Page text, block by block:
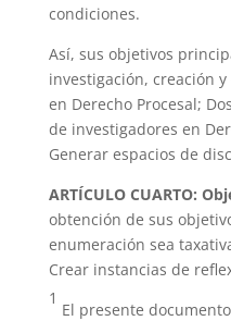
condiciones.
Así, sus objetivos
investigación, creación
en Derecho Procesal;
de investigadores en
Generar espacios de
ARTÍCULO CUARTO:
obtención de sus
enumeración sea
Crear instancias de
1
El presente